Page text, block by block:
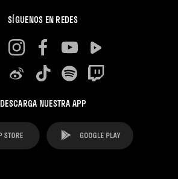
SÍGUENOS EN REDES
DESCARGA NUESTRA APP